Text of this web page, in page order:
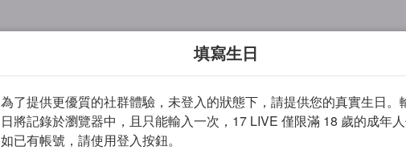
填寫生日
為了提供更優質的社群體驗，未登入的狀態下，請提供您的真實生日。
日將記錄於瀏覽器中，且只能輸入一次，17 LIVE 僅限滿 18 歲的成年人
如已有帳號，請使用登入按鈕。